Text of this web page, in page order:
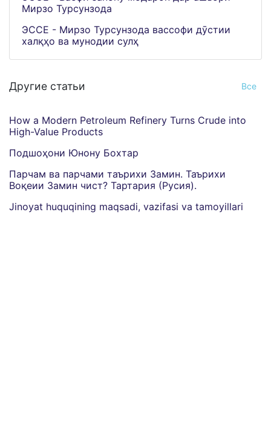
Мирзо Турсунзода
ЭССЕ - Мирзо Турсунзода вассофи дӯстии
халқҳо ва мунодии сулҳ
Другие статьи Все
How a Modern Petroleum Refinery Turns Crude into
High-Value Products
Подшоҳони Юнону Бохтар
Парчам ва парчами таърихи Замин. Таърихи
Воқеии Замин чист? Тартария (Русия).
Jinoyat huquqining maqsadi, vazifasi va tamoyillari